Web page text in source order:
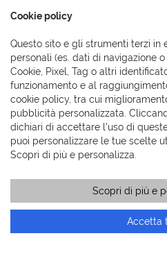
Cookie policy
Questo sito e gli strumenti terzi in
personali (es. dati di navigazione
Cookie, Pixel, Tag o altri
funzionamento e al
cookie policy, tra cui
pubblicità personalizzata.
dichiari di accettare l'uso di
puoi personalizzare le tue scelte
Scopri di più e personalizza.
Scopri di più e
Accetta